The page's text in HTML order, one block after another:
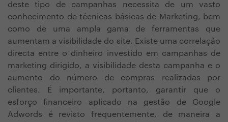
deste tipo de campanhas necessita de um vasto
conhecimento de técnicas básicas de Marketing, bem
como de uma ampla gama de ferramentas que
aumentam a visibilidade do site. Existe uma correlação
directa entre o dinheiro investido em campanhas de
marketing dirigido, a visibilidade desta campanha e o
aumento do número de compras realizadas por
clientes. É importante, portanto, garantir que o
esforço financeiro aplicado na gestão de Google
Adwords é revisto frequentemente, de maneira a